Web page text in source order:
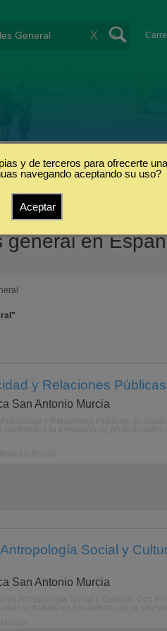
X
general en
y Relaciones
San Antonio Murcia
Social y
San Antonio Murcia
y de terceros para ofrecerte
navegando aceptando su uso?
Aceptar